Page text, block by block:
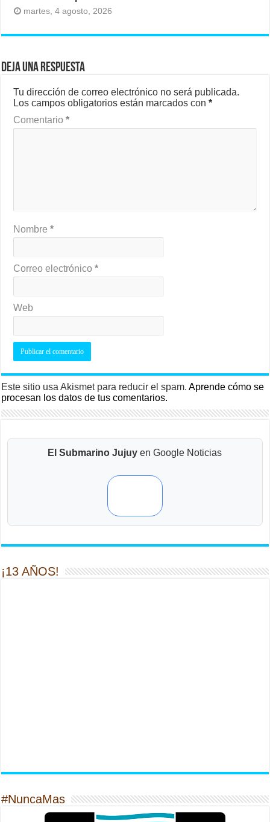
martes, 4 agosto, 2026
Deja una respuesta
Tu dirección de correo electrónico no será publicada.
Los campos obligatorios están marcados con*
Comentario*
Nombre*
Correo electrónico*
Web
Este sitio usa Akismet para reducir el spam.Aprende cómo se
procesan los datos de tus comentarios.
El Submarino Jujuy en Google Noticias
¡13 AÑOS!
#NuncaMas